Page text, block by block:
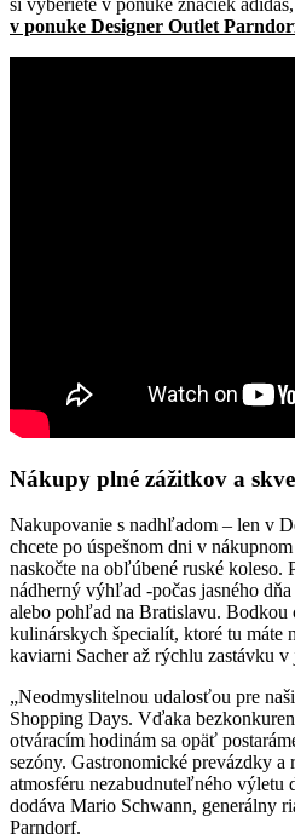
v ponuke Designer Outlet
Nákupy plné zážitkov a
Nakupovanie s nadhľadom – len v
chcete po úspešnom dni v
naskočte na obľúbené ruské koleso.
nádherný výhľad -počas jasného
alebo pohľad na Bratislavu. Bodkou
kulinárskych špecialít, ktoré tu máte
kaviarni Sacher až rýchlu zastávku
„Neodmyslitelnou udalosťou pre
Shopping Days. Vďaka
otváracím hodinám sa opäť
sezóny. Gastronomické prevázdky a
atmosféru nezabudnuteľného výletu
dodáva Mario Schwann, generálny
Parndorf.